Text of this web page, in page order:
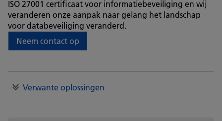
ISO 27001 certificaat voor informatiebeveiliging en wij
veranderen onze aanpak naar gelang het landschap
voor databeveiliging veranderd.
Neem contact op
Verwante oplossingen